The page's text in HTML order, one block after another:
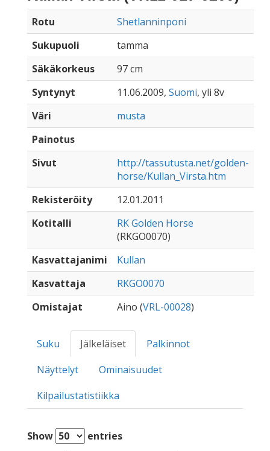
Rotu
Shetlanninponi
Sukupuoli
tamma
Säkäkorkeus
97 cm
Syntynyt
11.06.2009, Suomi, yli 8v
Väri
musta
Painotus
Sivut
http://tassutusta.net/golden-
horse/Kullan_Virsta.htm
Rekisteröity
12.01.2011
Kotitalli
RK Golden Horse
(RKGO0070)
Kasvattajanimi
Kullan
Kasvattaja
RKGO0070
Omistajat
Aino (VRL-00028)
Suku Jälkeläiset
Palkinnot
Näyttelyt
Ominaisuudet
Kilpailustatistiikka
Show
entries